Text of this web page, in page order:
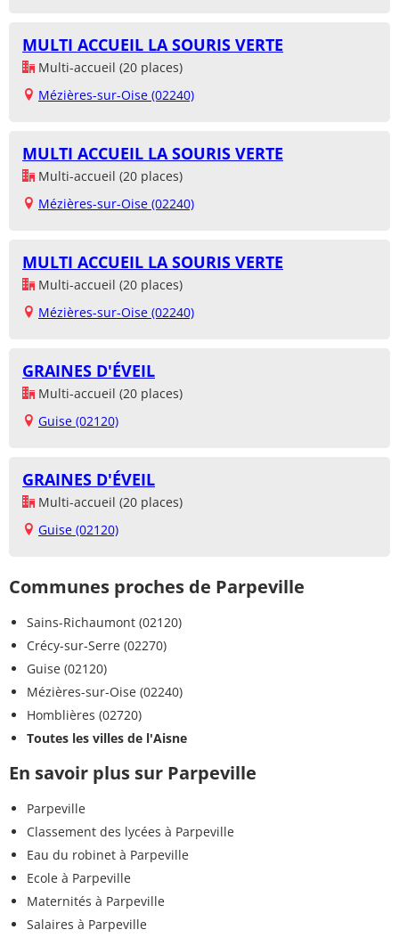
MULTI ACCUEIL LA SOURIS VERTE
Multi-accueil (20 places)
Mézières-sur-Oise (02240)
MULTI ACCUEIL LA SOURIS VERTE
Multi-accueil (20 places)
Mézières-sur-Oise (02240)
MULTI ACCUEIL LA SOURIS VERTE
Multi-accueil (20 places)
Mézières-sur-Oise (02240)
GRAINES D'ÉVEIL
Multi-accueil (20 places)
Guise (02120)
GRAINES D'ÉVEIL
Multi-accueil (20 places)
Guise (02120)
Communes proches de Parpeville
Sains-Richaumont (02120)
Crécy-sur-Serre (02270)
Guise (02120)
Mézières-sur-Oise (02240)
Homblières (02720)
Toutes les villes de l'Aisne
En savoir plus sur Parpeville
Parpeville
Classement des lycées à Parpeville
Eau du robinet à Parpeville
Ecole à Parpeville
Maternités à Parpeville
Salaires à Parpeville